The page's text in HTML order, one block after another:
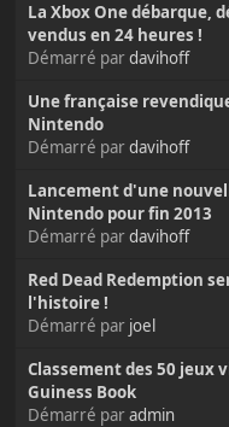
La Xbox One débarque,
vendus en 24 heures !
Démarré pardavihoff
Une française
Nintendo
Démarré pardavihoff
Lancement d'une
Nintendo pour fin 2013
Démarré pardavihoff
Red Dead Redemption
l'histoire !
Démarré par joel
Classement des 50 jeux
Guiness Book
Démarré paradmin